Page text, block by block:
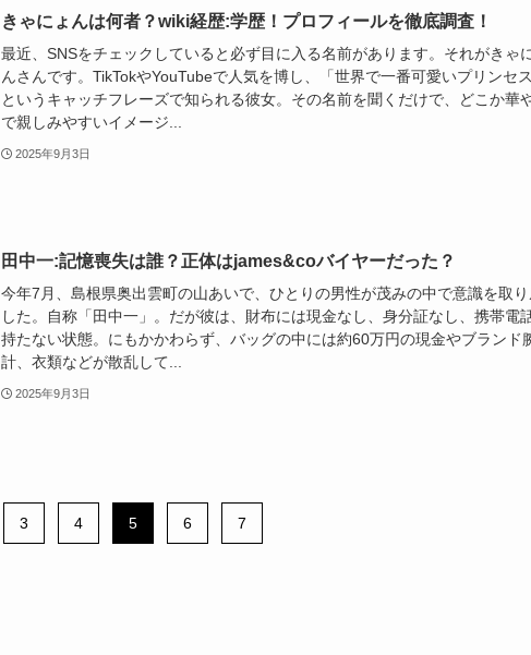
きゃにょんは何者？wiki経歴:学歴！プロフィールを徹底調査！
最近、SNSをチェックしていると必ず目に入る名前があります。それがきゃ
んさんです。TikTokやYouTubeで人気を博し、「世界で一番可愛いプリンセス
というキャッチフレーズで知られる彼女。その名前を聞くだけで、どこか華
で親しみやすいイメージ...
2025年9月3日
田中一:記憶喪失は誰？正体はjames&coバイヤーだった？
今年7月、島根県奥出雲町の山あいで、ひとりの男性が茂みの中で意識を取り
した。自称「田中一」。だが彼は、財布には現金なし、身分証なし、携帯電
持たない状態。にもかかわらず、バッグの中には約60万円の現金やブランド
計、衣類などが散乱して...
2025年9月3日
3 4 5 6 7